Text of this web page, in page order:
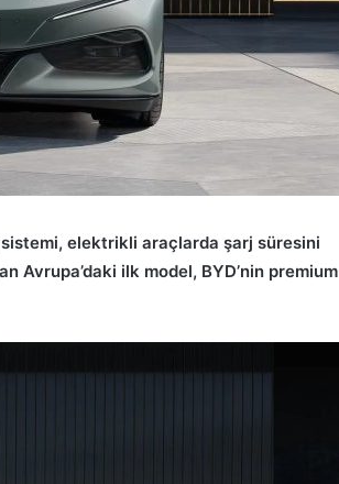
elektrikli araçlarda şarj süresini
Avrupa’daki ilk model, BYD’nin premium